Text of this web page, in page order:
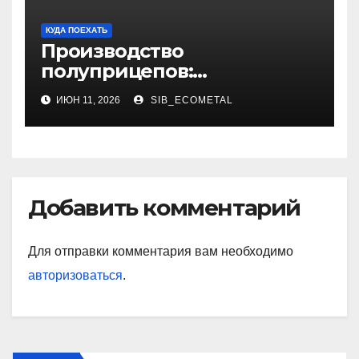
КУДА ПОЕХАТЬ
Производство
полуприцепов:
технологии, материалы и
этапы изготовления
ИЮН 11, 2026 SIB_ECOMETAL
Добавить комментарий
Для отправки комментария вам необходимо
авторизоваться.